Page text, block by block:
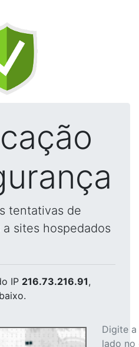
tentativas de
sites hospedados
IP 216.73.216.91,
Digite
lado no